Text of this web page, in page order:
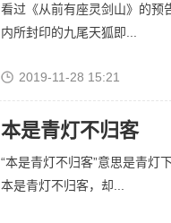
看过《从前有座灵剑山》的预
内所封印的九尾天狐即...
2019-11-28 15:21
本是青灯不归客
“本是青灯不归客”意思是青灯
本是青灯不归客，却...